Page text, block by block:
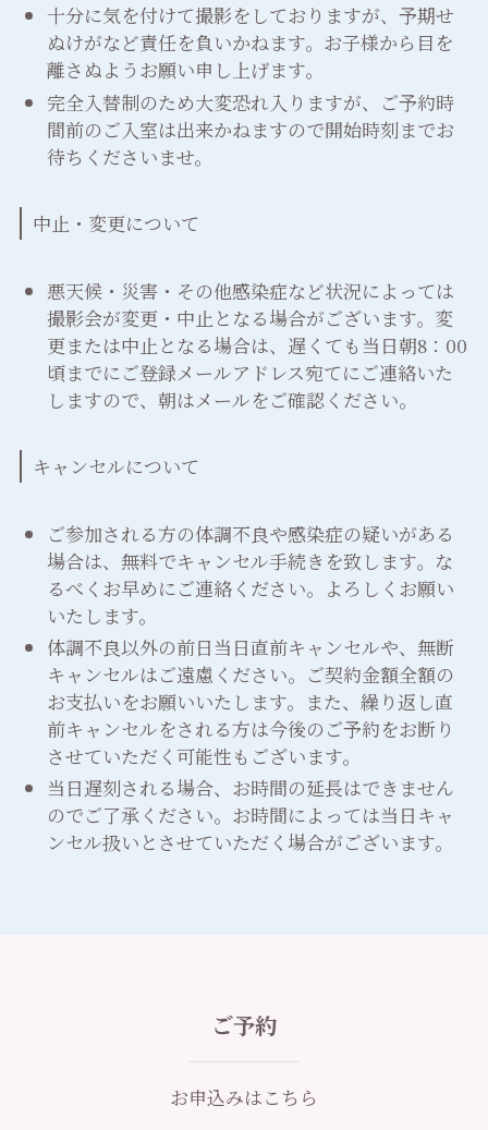
十分に気を付けて撮影をしておりますが、予期せ
ぬけがなど責任を負いかねます。お子様から目を
離さぬようお願い申し上げます。
完全入替制のため大変恐れ入りますが、ご予約時
間前のご入室は出来かねますので開始時刻までお
待ちくださいませ。
中止・変更について
悪天候・災害・その他感染症など状況によっては
撮影会が変更・中止となる場合がございます。変
更または中止となる場合は、遅くても当日朝8：00
頃までにご登録メールアドレス宛てにご連絡いた
しますので、朝はメールをご確認ください。
キャンセルについて
ご参加される方の体調不良や感染症の疑いがある
場合は、無料でキャンセル手続きを致します。な
るべくお早めにご連絡ください。よろしくお願い
いたします。
体調不良以外の前日当日直前キャンセルや、無断
キャンセルはご遠慮ください。ご契約金額全額の
お支払いをお願いいたします。また、繰り返し直
前キャンセルをされる方は今後のご予約をお断り
させていただく可能性もございます。
当日遅刻される場合、お時間の延長はできません
のでご了承ください。お時間によっては当日キャ
ンセル扱いとさせていただく場合がございます。
ご予約
お申込みはこちら